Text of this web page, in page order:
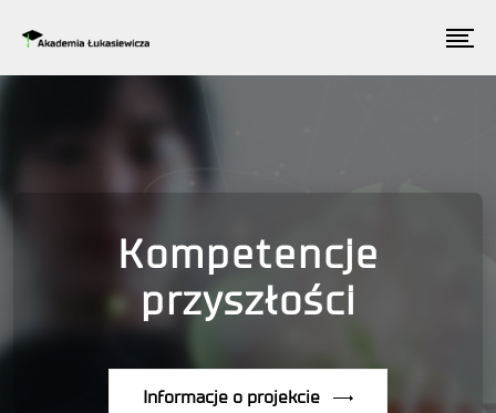
Kompetencje
przyszłości
Informacje o projekcie